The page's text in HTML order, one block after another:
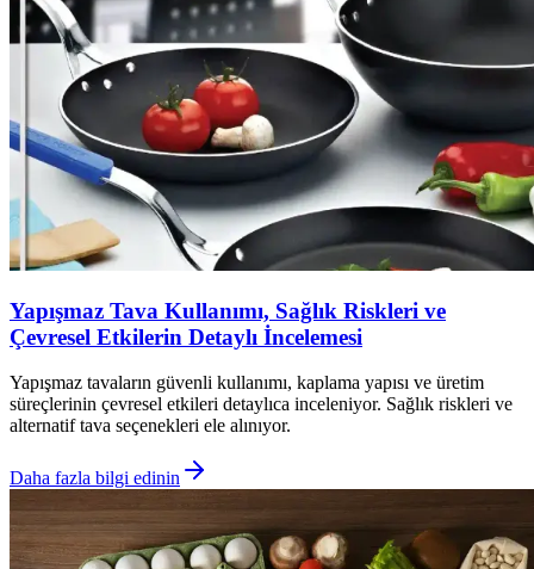
Yapışmaz Tava Kullanımı, Sağlık Riskleri ve
Çevresel Etkilerin Detaylı İncelemesi
Yapışmaz tavaların güvenli kullanımı, kaplama yapısı ve üretim
süreçlerinin çevresel etkileri detaylıca inceleniyor. Sağlık riskleri ve
alternatif tava seçenekleri ele alınıyor.
Daha fazla bilgi edinin